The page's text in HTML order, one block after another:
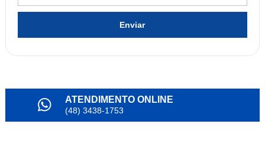
Enviar
ATENDIMENTO ONLINE
(48) 3438-1753